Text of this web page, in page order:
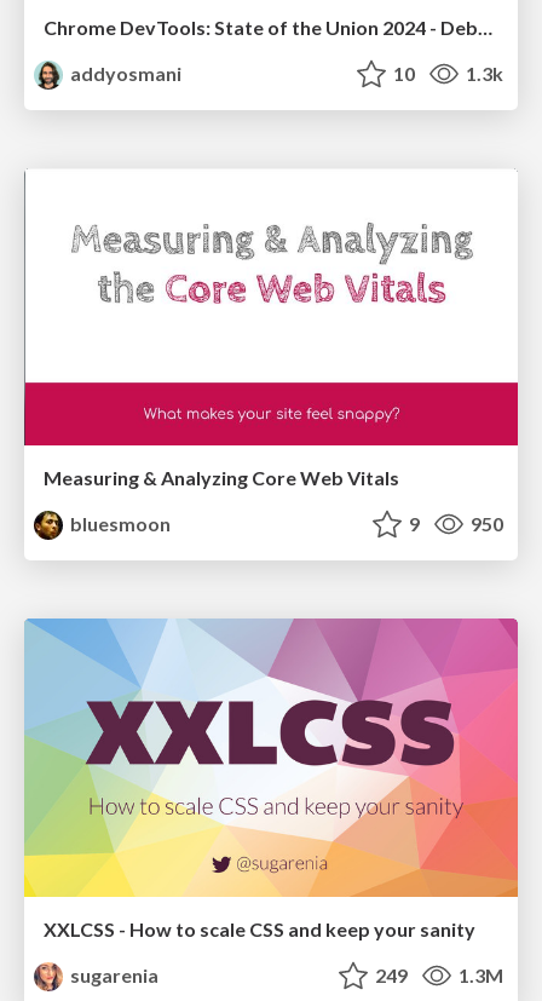
Chrome DevTools: State of the Union 2024 - Debugging React & Beyond
addyosmani
10 1.3k
Measuring & Analyzing Core Web Vitals
bluesmoon
9 950
XXLCSS - How to scale CSS and keep your sanity
sugarenia
249 1.3M